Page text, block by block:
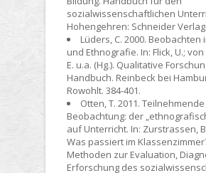
sozialwissenschaftlichen
Hohengehren: Schneider
Lüders, C. 2000. Beobachten
und Ethnografie. In: Flick, U.;
E. u.a. (Hg.). Qualitative
Handbuch. Reinbeck bei
Rowohlt. 384-401.
Otten, T. 2011. Teilnehmende
Beobachtung: der
auf Unterricht. In: Zurstrassen,
Was passiert im
Methoden zur Evaluation,
Erforschung des